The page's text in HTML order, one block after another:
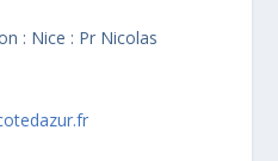
: Nice : Pr Nicolas